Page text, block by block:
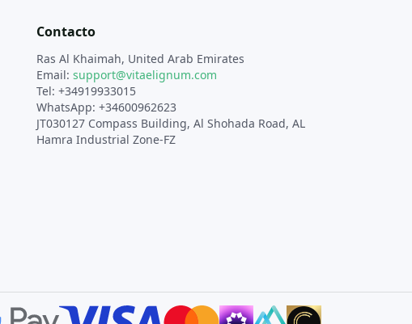
Contacto
Ras Al Khaimah, United Arab Emirates
Email: support@vitaelignum.com
Tel: +34919933015
WhatsApp: +34600962623
JT030127 Compass Building, Al Shohada Road, AL
Hamra Industrial Zone-FZ